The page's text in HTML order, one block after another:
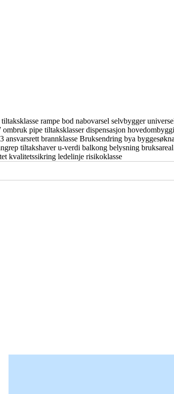
tiltaksklasse rampe bod nabovarsel selvbygger
ombruk pipe tiltaksklasserdispensasjon
ansvarsrett brannklasse Bruksendring bya
tiltakshaveru-verdi balkong belysning bruksareal
kvalitetssikring ledelinje risikoklasse